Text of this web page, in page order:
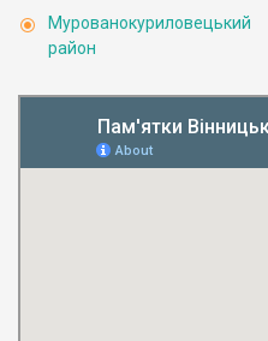
Мурованокуриловецький
район